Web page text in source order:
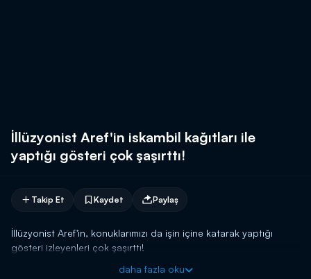
İllüzyonist Aref'in iskambil kağıtları ile
yaptığı gösteri çok şaşırttı!
Takip Et Kaydet Paylaş
İllüzyonist Aref'in, konuklarımızı da işin içine katarak yaptığı
gösteri izleyenleri çok şaşırttı!
daha fazla oku